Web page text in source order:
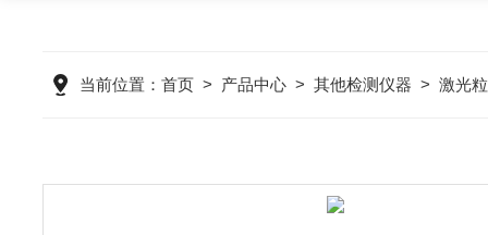
当前位置： 首页 > 产品中心 > 其他检测仪器 > 激光